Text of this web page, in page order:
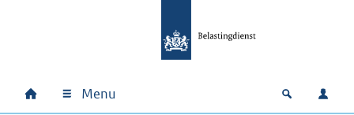
Hoofdnavigatie
Home Menu Open